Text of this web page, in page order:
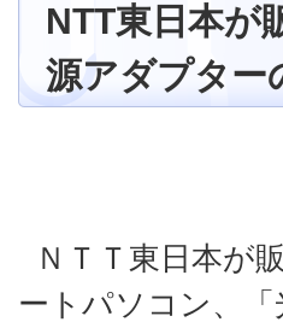
NTT東日本が
源アダプター
ＮＴＴ東日本が
ートパソコン、「